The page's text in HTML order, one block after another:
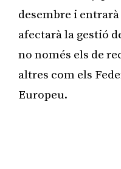
desembre i entrarà
afectarà la gestió
no només els de
altres com els
Europeu.